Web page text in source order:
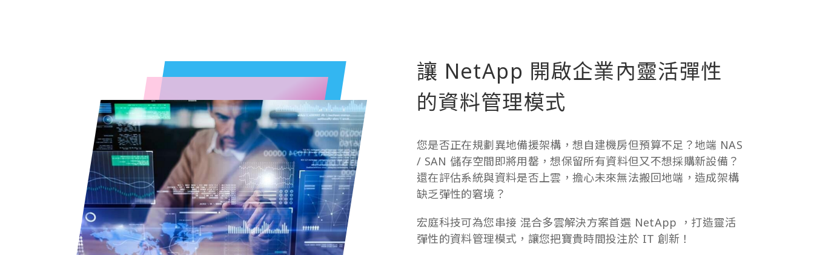
讓 NetApp 開啟企業內靈活彈性
的資料管理模式
您是否正在規劃異地備援架構，想自建機房但預算不足？地端 NAS
/ SAN 儲存空間即將用罄，想保留所有資料但又不想採購新設備？
還在評估系統與資料是否上雲，擔心未來無法搬回地端，造成架構
缺乏彈性的窘境？
宏庭科技可為您串接 混合多雲解決方案首選 NetApp ，打造靈活
彈性的資料管理模式，讓您把寶貴時間投注於 IT 創新！